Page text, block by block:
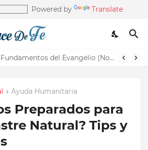
Powered by Translate
Nueva clase de Fundamentos del Evangelio (Nos recuerda la de Principios del Evangelio)
Ayuda Humanitaria
Preparados para
Natural? Tips y